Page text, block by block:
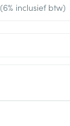
(6% inclusief btw)